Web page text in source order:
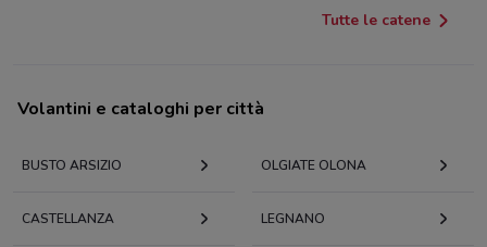
Tutte le catene
Volantini e cataloghi per città
BUSTO ARSIZIO OLGIATE OLONA
CASTELLANZA LEGNANO